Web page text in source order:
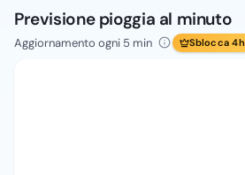
Previsione pioggia al minuto
Aggiornamento ogni 5 min Sblocca 4h